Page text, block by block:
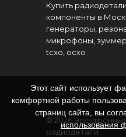
Купить
компоненты в
генераторы,
микрофоны,
tcxo, ocxo
© 2026
радиодетали
Этот сайт использует
комфортной работы
страниц сайта, вы
использования